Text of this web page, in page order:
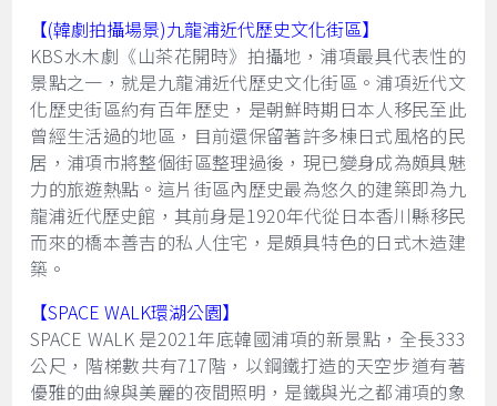
【(韓劇拍攝場景)九龍浦近代歷史文化街區】
KBS水木劇《山茶花開時》拍攝地，浦項最具代表性的
景點之一，就是九龍浦近代歷史文化街區。浦項近代文
化歷史街區約有百年歷史，是朝鮮時期日本人移民至此
曾經生活過的地區，目前還保留著許多棟日式風格的民
居，浦項市將整個街區整理過後，現已變身成為頗具魅
力的旅遊熱點。這片街區內歷史最為悠久的建築即為九
龍浦近代歷史館，其前身是1920年代從日本香川縣移民
而來的橋本善吉的私人住宅，是頗具特色的日式木造建
築。
【SPACE WALK環湖公園】
SPACE WALK 是2021年底韓國浦項的新景點，全長333
公尺，階梯數共有717階，以鋼鐵打造的天空步道有著
優雅的曲線與美麗的夜間照明，是鐵與光之都浦項的象